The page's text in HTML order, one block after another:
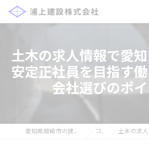
土木の求人情報で愛
安定正社員を目指す
会社選びのポ
愛知県岡崎市の建設の求人なら浦上建設株式会社 コラム 土木の求人情報で愛知県岡